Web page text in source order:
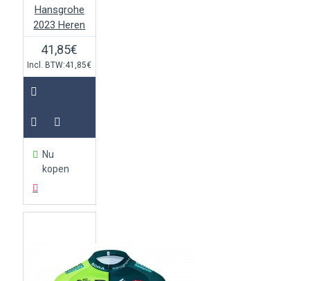
Hansgrohe
2023 Heren
41,85€
Incl. BTW:41,85€
Nu
kopen